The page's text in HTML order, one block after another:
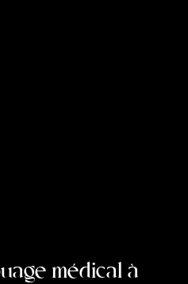
médical à